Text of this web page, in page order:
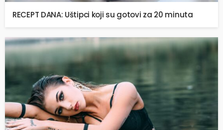
RECEPT DANA: Uštipci koji su gotovi za 20 minuta